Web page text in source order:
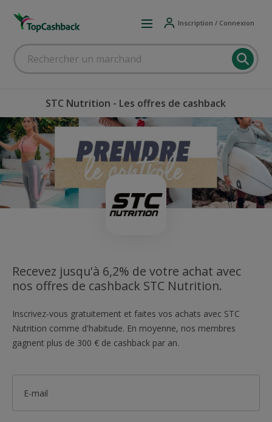
Inscription / Connexion
STC Nutrition - Les offres de cashback
Recevez jusqu'à 6,2% de votre achat avec
nos offres de cashback STC Nutrition.
Inscrivez-vous gratuitement et faites vos achats avec STC
Nutrition comme d'habitude. En moyenne, nos membres
gagnent plus de 300 € de cashback par an.
E-mail